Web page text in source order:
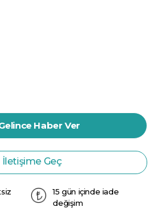
Haber Ver
İletişime Geç
15 gün içinde iade
değişim